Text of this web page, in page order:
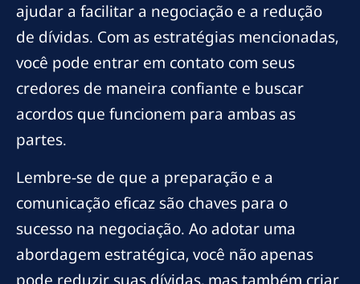
ajudar a facilitar a negociação e a redução
de dívidas. Com as estratégias mencionadas,
você pode entrar em contato com seus
credores de maneira confiante e buscar
acordos que funcionem para ambas as
partes.
Lembre-se de que a preparação e a
comunicação eficaz são chaves para o
sucesso na negociação. Ao adotar uma
abordagem estratégica, você não apenas